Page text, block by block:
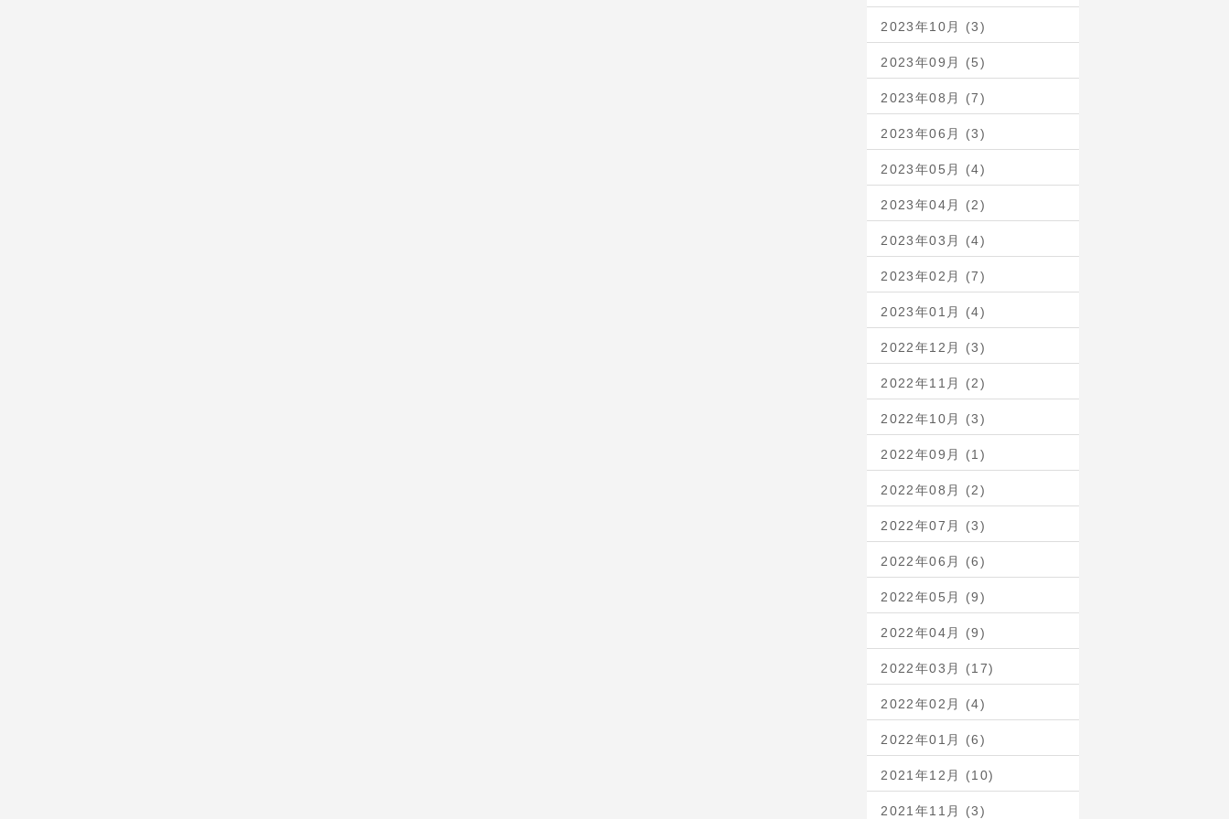
2023年10月 (3)
2023年09月 (5)
2023年08月 (7)
2023年06月 (3)
2023年05月 (4)
2023年04月 (2)
2023年03月 (4)
2023年02月 (7)
2023年01月 (4)
2022年12月 (3)
2022年11月 (2)
2022年10月 (3)
2022年09月 (1)
2022年08月 (2)
2022年07月 (3)
2022年06月 (6)
2022年05月 (9)
2022年04月 (9)
2022年03月 (17)
2022年02月 (4)
2022年01月 (6)
2021年12月 (10)
2021年11月 (3)